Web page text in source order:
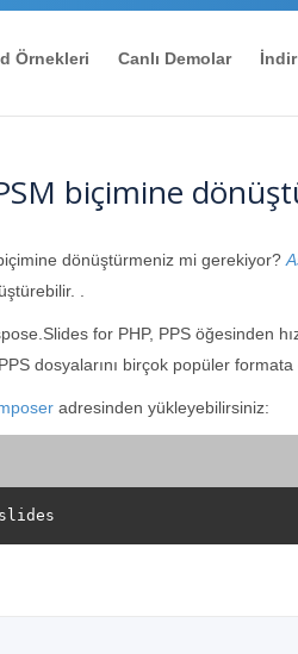
Örnekleri Canlı Demolar İndir
biçimine
dönüştürmeniz mi gerekiyor?
.
for PHP, PPS öğesinden
dosyalarını birçok popüler
adresinden yükleyebilirsiniz: